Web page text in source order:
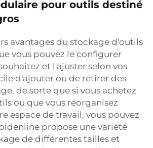
pour outils destiné
avantages du stockage d'outils
vous pouvez le configurer
et l'ajuster selon vos
d'ajouter ou de retirer des
de sorte que si vous achetez
ou que vous réorganisez
espace de travail, vous pouvez
propose une variété
de différentes tailles et